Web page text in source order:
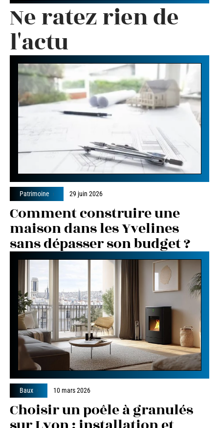
Ne ratez rien de
l'actu
Patrimoine 29 juin 2026
Comment construire une
maison dans les Yvelines
sans dépasser son budget ?
Baux 10 mars 2026
Choisir un poêle à granulés